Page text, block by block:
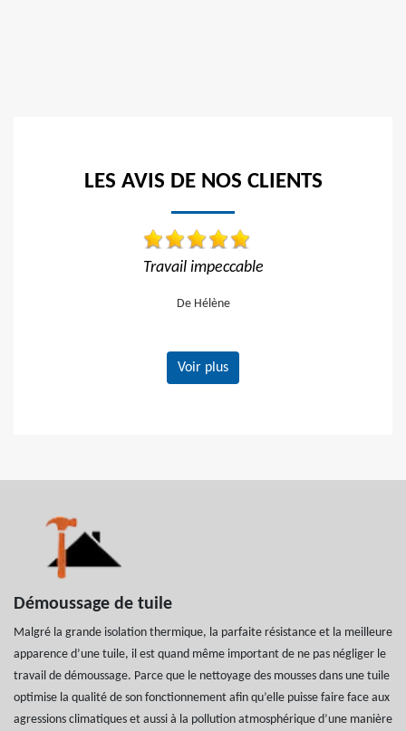
LES AVIS DE NOS CLIENTS
Travail impeccable Tarif
Voir plus
Démoussage de tuile
Malgré la grande isolation thermique, la parfaite résistance et la meilleure
apparence d’une tuile, il est quand même important de ne pas négliger le
travail de démoussage. Parce que le nettoyage des mousses dans une tuile
optimise la qualité de son fonctionnement afin qu’elle puisse faire face aux
agressions climatiques et aussi à la pollution atmosphérique d’une manière